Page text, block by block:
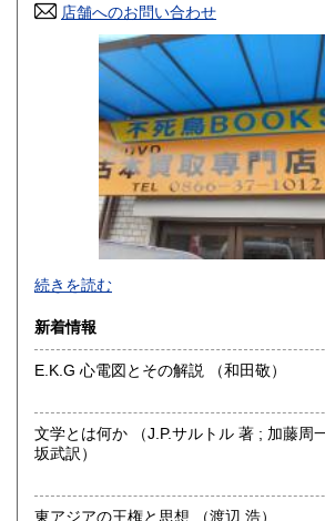
300円 広島県
300円 徳島県
300円 愛媛県
300円 福岡県
300円 長崎県
熊本県
宮崎県
沖縄県 300円
店舗へのお問い合わせ
不死鳥BOOKSでは、書籍だけでなくCD
ゲーム、おもちゃ、骨董品まであらゆる
にお問い合わせください。出張費は、無
沿線名：伯備線・桃太郎線(吉備線)
営業時間：9時から17時
定休日：年中無休
不死鳥BOOKSでは、書籍だけでなくCD
続きを読む
新着情報
E.K.G 心電図とその解説 （和田敬）
文学とは何か （J.P.サルトル 著 ; 加藤周一, 白井健三郎, 海老
坂武訳）
東アジアの王権と思想 （渡辺 浩）